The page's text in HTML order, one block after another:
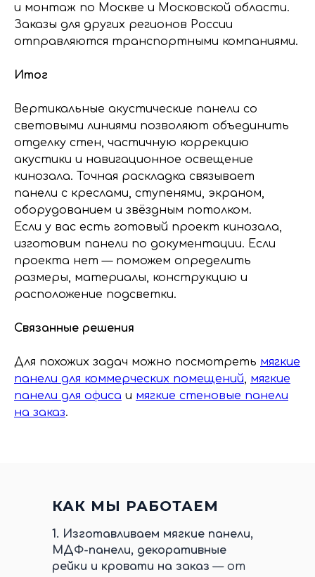
и монтаж по Москве и Московской области.
Заказы для других регионов России
отправляются транспортными компаниями.
Итог
Вертикальные акустические панели со
световыми линиями позволяют объединить
отделку стен, частичную коррекцию
акустики и навигационное освещение
кинозала. Точная раскладка связывает
панели с креслами, ступенями, экраном,
оборудованием и звёздным потолком.
Если у вас есть готовый проект кинозала,
изготовим панели по документации. Если
проекта нет — поможем определить
размеры, материалы, конструкцию и
расположение подсветки.
Связанные решения
Для похожих задач можно посмотреть мягкие
панели для коммерческих помещений, мягкие
панели для офиса и мягкие стеновые панели
на заказ.
КАК МЫ РАБОТАЕМ
1. Изготавливаем мягкие панели,
МДФ-панели, декоративные
рейки и кровати на заказ — от